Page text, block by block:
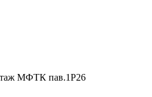
МФТК пав.1Р26